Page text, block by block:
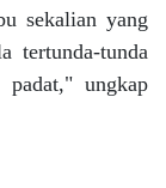
sekalian yang
tertunda-tunda
ungkap